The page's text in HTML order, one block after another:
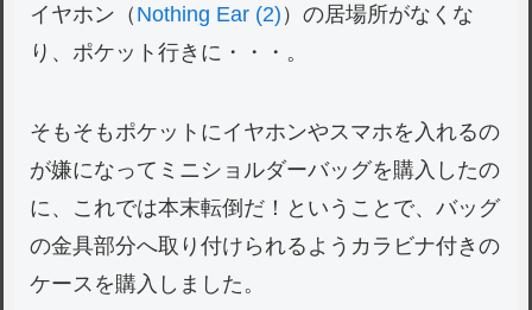
イヤホン（ Nothing Ear (2) ）の居場所がなくな
り、ポケット行きに・・・。
そもそもポケットにイヤホンやスマホを入れるの
が嫌になってミニショルダーバッグを購入したの
に、これでは本末転倒だ！ということで、バッグ
の金具部分へ取り付けられるようカラビナ付きの
ケースを購入しました。